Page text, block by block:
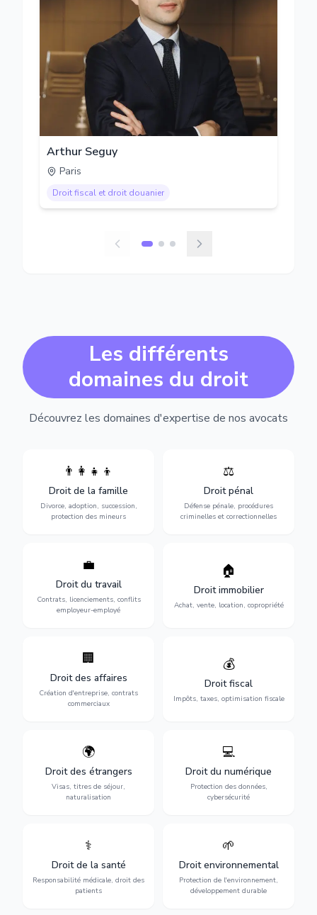
Arthur Seguy
Paris
Droit fiscal et droit douanier
Les différents
domaines du droit
Découvrez les domaines d'expertise de nos avocats
👨‍👩‍👧‍👦
Droit de la famille
Divorce, adoption, succession,
protection des mineurs
Divorce, garde d'enfants,
adoption, succession et
protection des personnes
vulnérables.
⚖️
Droit pénal
Défense pénale, procédures
criminelles et correctionnelles
Expertise en matière pénale,
vue jusqu'au procès, pour
toute affaire correctionnelle
ou criminelle.
💼
Droit du travail
Contrats, licenciements, conflits
employeur-employé
Protection de vos droits au
licenciements, harcèlement,
discrimination et conflits
avec l'employeur.
🏠
Droit immobilier
Achat, vente, location, copropriété
Sécurisation de vos projets
immobiliers : achat, vente,
location, construction et
gestion de copropriété.
🏢
Droit des affaires
Création d'entreprise, contrats
commerciaux
Accompagnement complet
création, contrats
commerciaux, concurrence
et litiges.
💰
Droit fiscal
Impôts, taxes, optimisation fiscale
Optimisation de votre
situation fiscale :
déclarations, contentieux,
contrôles fiscaux et
planification.
🌍
Droit des étrangers
Visas, titres de séjour,
naturalisation
Obtention de vos droits de
séjour : visas, cartes de
séjour, regroupement
familial et naturalisation.
💻
Droit du numérique
Protection des données,
cybersécurité
Protection de vos activités
numériques : RGPD,
cybersécurité, e-commerce
et propriété digitale.
⚕️
Droit de la santé
Responsabilité médicale, droit des
patients
Défense de vos droits
médicales, responsabilité
des praticiens et
indemnisation.
🌱
Droit environnemental
Protection de l'environnement,
développement durable
Protection de
conformité
environnementale, litiges et
développement durable.